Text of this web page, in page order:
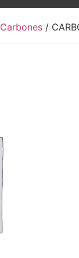
Carbones /